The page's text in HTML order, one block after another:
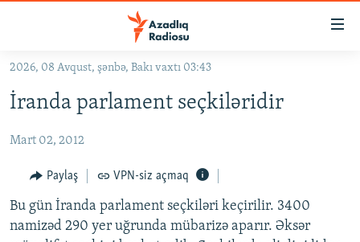
Əsas
qayıt
naviqasiyaya
Axtarışa
keç
KORRUPSIOMETR
#ƏSLINDƏ
FƏRQƏ BAX
QANUNI DOĞRU
2026, 08 Avqust, şənbə, Bakı vaxtı 03:43
İranda parlament seçkiləridir
Mart 02, 2012
Paylaş VPN-siz açmaq
Bu gün İranda parlament seçkiləri keçirilir. 3400
namizəd 290 yer uğrunda mübarizə aparır. Əksər